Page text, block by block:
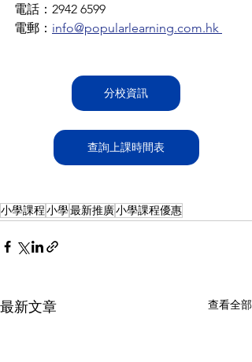
電話：2942 6599 ﻿
電郵： info@popularlearning.com.hk ﻿
分校資訊
查詢上課時間表
小學課程小學最新推廣小學課程優惠
最新文章 查看全部